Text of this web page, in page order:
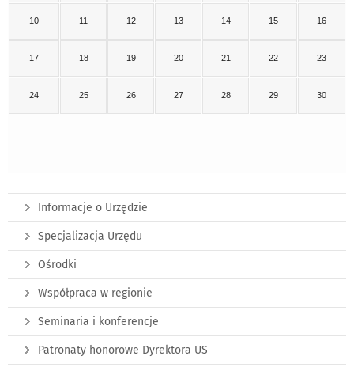
10 11 12 13 14 15 16
17 18 19 20 21 22 23
24 25 26 27 28 29 30
Informacje o Urzędzie
Specjalizacja Urzędu
Ośrodki
Współpraca w regionie
Seminaria i konferencje
Patronaty honorowe Dyrektora US